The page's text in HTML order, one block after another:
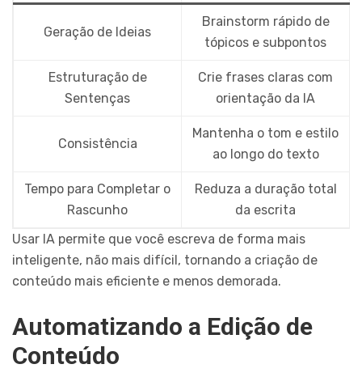
Geração de Ideias
Brainstorm rápido de
tópicos e subpontos
Estruturação de
Sentenças
Crie frases claras com
orientação da IA
Consistência
Mantenha o tom e estilo
ao longo do texto
Tempo para Completar o
Rascunho
Reduza a duração total
da escrita
Usar IA permite que você escreva de forma mais
inteligente, não mais difícil, tornando a criação de
conteúdo mais eficiente e menos demorada.
Automatizando a Edição de
Conteúdo